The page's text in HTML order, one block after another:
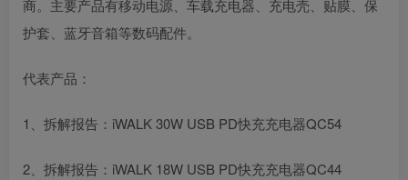
商。主要产品有移动电源、车载充电器、充电壳、贴膜、保
护套、蓝牙音箱等数码配件。
代表产品：
1、拆解报告：iWALK 30W USB PD快充充电器QC54
2、拆解报告：iWALK 18W USB PD快充充电器QC44